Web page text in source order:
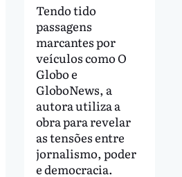
Tendo tido
passagens
marcantes por
veículos como O
Globo e
GloboNews, a
autora utiliza a
obra para revelar
as tensões entre
jornalismo, poder
e democracia.